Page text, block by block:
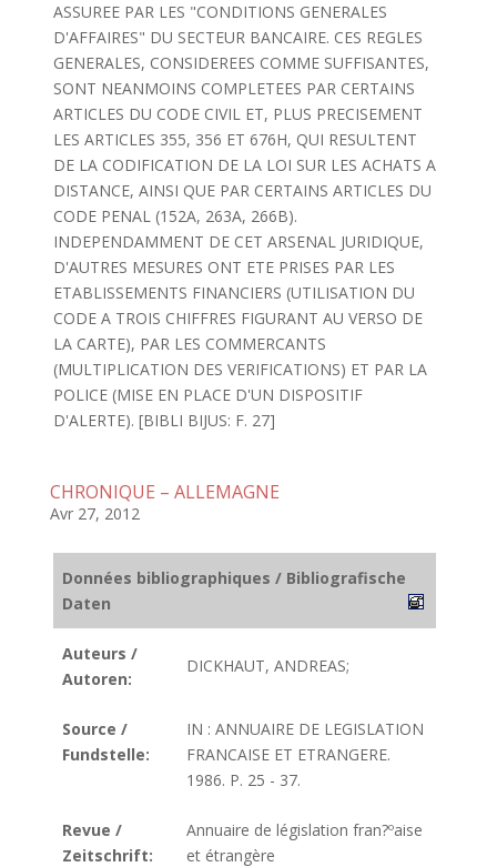
ASSUREE PAR LES "CONDITIONS GENERALES
D'AFFAIRES" DU SECTEUR BANCAIRE. CES REGLES
GENERALES, CONSIDEREES COMME SUFFISANTES,
SONT NEANMOINS COMPLETEES PAR CERTAINS
ARTICLES DU CODE CIVIL ET, PLUS PRECISEMENT
LES ARTICLES 355, 356 ET 676H, QUI RESULTENT
DE LA CODIFICATION DE LA LOI SUR LES ACHATS A
DISTANCE, AINSI QUE PAR CERTAINS ARTICLES DU
CODE PENAL (152A, 263A, 266B).
INDEPENDAMMENT DE CET ARSENAL JURIDIQUE,
D'AUTRES MESURES ONT ETE PRISES PAR LES
ETABLISSEMENTS FINANCIERS (UTILISATION DU
CODE A TROIS CHIFFRES FIGURANT AU VERSO DE
LA CARTE), PAR LES COMMERCANTS
(MULTIPLICATION DES VERIFICATIONS) ET PAR LA
POLICE (MISE EN PLACE D'UN DISPOSITIF
D'ALERTE). [BIBLI BIJUS: F. 27]
CHRONIQUE – ALLEMAGNE
Avr 27, 2012
Données bibliographiques / Bibliografische
Daten
Auteurs /
Autoren:
DICKHAUT, ANDREAS;
Source /
Fundstelle:
IN : ANNUAIRE DE LEGISLATION
FRANCAISE ET ETRANGERE.
1986. P. 25 - 37.
Revue /
Zeitschrift:
Annuaire de législation fran?ºaise
et étrangère